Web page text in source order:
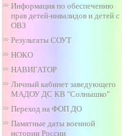
Информация по обеспечению
прав детей-инвалидов и детей с
ОВЗ
Результаты СОУТ
НОКО
НАВИГАТОР
Личный кабинет заведующего
МАДОУ ДС КВ "Солнышко"
Переход на ФОП ДО
Памятные даты военной
истории России